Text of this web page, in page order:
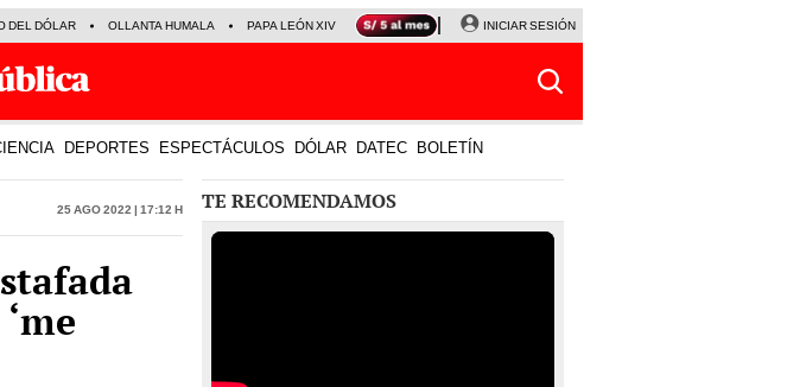
DEL DÓLAR OLLANTA HUMALA PAPA LEÓN XIV NALDY SALDAÑA LA BELLA LUZ
INICIAR SESIÓN
DEPORTES ESPECTÁCULOS DÓLAR DATEC BOLETÍN
25 Ago 2022 | 17:12 h TE RECOMENDAMOS